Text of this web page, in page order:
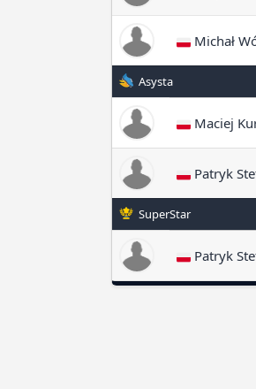
Michał
Asysta
Maciej
Patryk
SuperStar
Patryk